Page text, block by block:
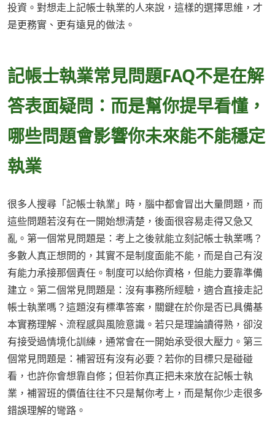
投資。對想走上記帳士執業的人來說，這樣的選擇思維，才
是更務實、更有遠見的做法。
記帳士執業常見問題FAQ不是在解
答表面疑問：而是幫你提早看懂，
哪些問題會影響你未來能不能穩定
執業
很多人搜尋「記帳士執業」時，腦中都會冒出大量問題，而
這些問題若沒有在一開始想清楚，後面很容易走得又急又
亂。第一個常見問題是：考上之後就能立刻記帳士執業嗎？
多數人真正想問的，其實不是制度面能不能，而是自己有沒
有能力承接那個責任。制度可以給你資格，但能力要靠準備
建立。第二個常見問題是：沒有事務所經驗，適合直接走記
帳士執業嗎？這題沒有標準答案，關鍵在於你是否已具備基
本實務理解、流程感與風險意識。若只是理論讀得熟，卻沒
有接受過情境化訓練，通常會在一開始承受很大壓力。第三
個常見問題是：補習班有沒有必要？若你的目標只是碰碰
看，也許你會想靠自修；但若你真正把未來放在記帳士執
業，補習班的價值往往不只是幫你考上，而是幫你少走很多
錯誤理解的彎路。